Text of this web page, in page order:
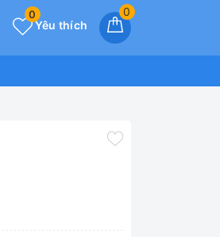
0
Yêu thích
0